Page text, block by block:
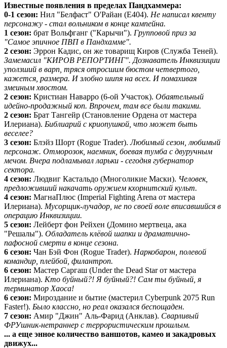
Известные появления в пределах Пандхаммера:
0-1 сезон: Нил "Белфаст" О'Райан (Е404). Не написал квенту
персонажу - стал вольником в конце кампейна.
1 сезон: брат Вольфганг ("Карычи"). Групповой приз за
"Самое эпичное ПВП в Пандхамме".
2 сезон: Эррон Кадис, он же товарищ Киров (Служба Теней).
Замемасил "КИРОВ РЕПОРТИНГ". Дознаватель Инквизиции
уползший в варп, тряся отросшим бюстом четвертого,
кажется, размера. И злобно шипя на всех. И помахивая
змеиным хвостом.
2 сезон: Кристиан Наварро (6-ой Участок). Обаятельный
идейно-продажный коп. Впрочем, там все были такими.
2 сезон: Брат Тангейр (Становление Ордена от мастера
Илериана). Библиарий с криопушкой, что может быть
веселее?
3 сезон: Блэйз Шорт (Rogue Trader).Любимый сезон, любимый
персонаж. Отморозок, наемник, боевая тумба с двуручным
мечом. Вчера подламывал ларьки - сегодня губернатор
сектора.
4 сезон: Людвиг Кастальдо (Многоликие Маски). Человек,
предложивший накачать оружием кхорнитский культ.
4 сезон: МагнаПлюс (Imperial Fighting Arena от мастера
Илериана). Мусорщик-лучадор, не по своей воле вписавшийся в
операцию Инквизиции.
5 сезон: Лейберт фон Рейхен (Домино мертвеца, ака
"Решалы"). Обладатель клёвой шапки и драматично-
пафосной смерти в конце сезона.
6 сезон: Чан Бэй Фон (Rogue Trader). Наркобарон, полевой
командир, плейбой, филантроп.
6 сезон: Мастер Саргаш (Under the Dead Star от мастера
Илериана). Кто буйный?! Я буйный?! Сам ты буйный, я
терминатор Хаоса!
6 сезон: Мироздание и бытие (мастерил Cyberpunk 2075 Run
Faster!). Было классно, но реал оказался беспощаден.
7 сезон: Амир "Джин" Аль-Фарид (Анклав). Сварливый
ФРУшник-нетраннер с террористическим прошлым.
... а еще энное количество ваншотов, камео и закадровых
движух...